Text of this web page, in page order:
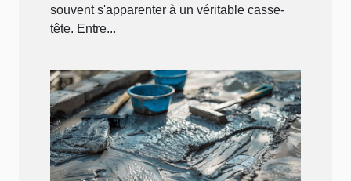
souvent s'apparenter à un véritable casse-
tête. Entre...